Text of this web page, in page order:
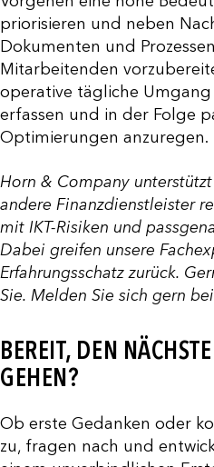
priorisieren und neben
Dokumenten und
Mitarbeitenden
operative tägliche Umgang
erfassen und in der Folge
Optimierungen anzuregen.
Horn & Company
andere Finanzdienstleister
mit IKT-Risiken und
Dabei greifen unsere
Erfahrungsschatz zurück.
Sie. Melden Sie sich gern
BEREIT, DEN
GEHEN?
Ob erste Gedanken oder
zu, fragen nach und